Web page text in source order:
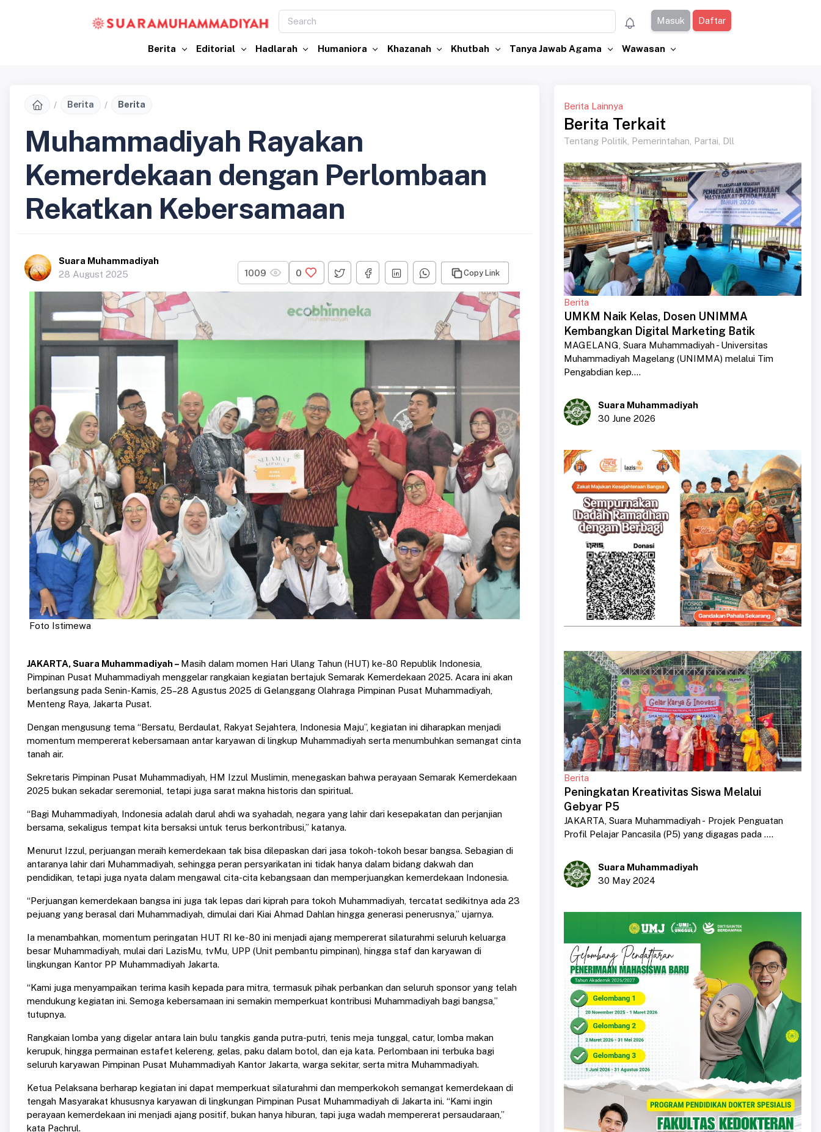
Masuk Daftar
Berita Editorial Hadlarah Humaniora Khazanah Khutbah Tanya Jawab Agama Wawasan
Berita Berita
Muhammadiyah Rayakan
Kemerdekaan dengan Perlombaan
Rekatkan Kebersamaan
Suara Muhammadiyah
28 August 2025
1009 0 Copy Link
Foto Istimewa
JAKARTA, Suara Muhammadiyah – Masih dalam momen Hari Ulang Tahun (HUT) ke-80 Republik Indonesia,
Pimpinan Pusat Muhammadiyah menggelar rangkaian kegiatan bertajuk Semarak Kemerdekaan 2025. Acara ini akan
berlangsung pada Senin-Kamis, 25–28 Agustus 2025 di Gelanggang Olahraga Pimpinan Pusat Muhammadiyah,
Menteng Raya, Jakarta Pusat.
Dengan mengusung tema “Bersatu, Berdaulat, Rakyat Sejahtera, Indonesia Maju”, kegiatan ini diharapkan menjadi
momentum mempererat kebersamaan antar karyawan di lingkup Muhammadiyah serta menumbuhkan semangat cinta
tanah air.
Sekretaris Pimpinan Pusat Muhammadiyah, HM Izzul Muslimin, menegaskan bahwa perayaan Semarak Kemerdekaan
2025 bukan sekadar seremonial, tetapi juga sarat makna historis dan spiritual.
“Bagi Muhammadiyah, Indonesia adalah darul ahdi wa syahadah, negara yang lahir dari kesepakatan dan perjanjian
bersama, sekaligus tempat kita bersaksi untuk terus berkontribusi,” katanya.
Menurut Izzul, perjuangan meraih kemerdekaan tak bisa dilepaskan dari jasa tokoh-tokoh besar bangsa. Sebagian di
antaranya lahir dari Muhammadiyah, sehingga peran persyarikatan ini tidak hanya dalam bidang dakwah dan
pendidikan, tetapi juga nyata dalam mengawal cita-cita kebangsaan dan memperjuangkan kemerdekaan Indonesia.
“Perjuangan kemerdekaan bangsa ini juga tak lepas dari kiprah para tokoh Muhammadiyah, tercatat sedikitnya ada 23
pejuang yang berasal dari Muhammadiyah, dimulai dari Kiai Ahmad Dahlan hingga generasi penerusnya,” ujarnya.
Ia menambahkan, momentum peringatan HUT RI ke-80 ini menjadi ajang mempererat silaturahmi seluruh keluarga
besar Muhammadiyah, mulai dari LazisMu, tvMu, UPP (Unit pembantu pimpinan), hingga staf dan karyawan di
lingkungan Kantor PP Muhammadiyah Jakarta.
“Kami juga menyampaikan terima kasih kepada para mitra, termasuk pihak perbankan dan seluruh sponsor yang telah
mendukung kegiatan ini. Semoga kebersamaan ini semakin memperkuat kontribusi Muhammadiyah bagi bangsa,”
tutupnya.
Rangkaian lomba yang digelar antara lain bulu tangkis ganda putra-putri, tenis meja tunggal, catur, lomba makan
kerupuk, hingga permainan estafet kelereng, gelas, paku dalam botol, dan eja kata. Perlombaan ini terbuka bagi
seluruh karyawan Pimpinan Pusat Muhammadiyah Kantor Jakarta, warga sekitar, serta mitra Muhammadiyah.
Ketua Pelaksana berharap kegiatan ini dapat memperkuat silaturahmi dan memperkokoh semangat kemerdekaan di
tengah Masyarakat khususnya karyawan di lingkungan Pimpinan Pusat Muhammadiyah di Jakarta ini. “Kami ingin
perayaan kemerdekaan ini menjadi ajang positif, bukan hanya hiburan, tapi juga wadah mempererat persaudaraan,”
kata Pachrul.
Berita Lainnya
Berita Terkait
Tentang Politik, Pemerintahan, Partai, Dll
Berita
UMKM Naik Kelas, Dosen UNIMMA
Kembangkan Digital Marketing Batik
MAGELANG, Suara Muhammadiyah - Universitas
Muhammadiyah Magelang (UNIMMA) melalui Tim
Pengabdian kep....
Suara Muhammadiyah
30 June 2026
Berita
Peningkatan Kreativitas Siswa Melalui
Gebyar P5
JAKARTA, Suara Muhammadiyah - Projek Penguatan
Profil Pelajar Pancasila (P5) yang digagas pada ....
Suara Muhammadiyah
30 May 2024